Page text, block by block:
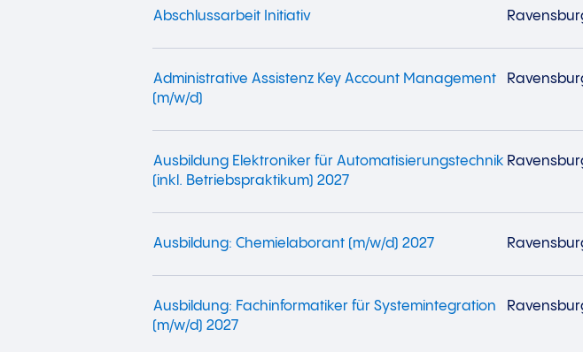
Abschlussarbeit Initiativ
Administrative Assistenz Key Account Management
(m/w/d)
Ausbildung Elektroniker für Automatisierungstechnik
(inkl. Betriebspraktikum) 2027
Ausbildung: Chemielaborant (m/w/d) 2027
Ausbildung: Fachinformatiker für Systemintegration
(m/w/d) 2027